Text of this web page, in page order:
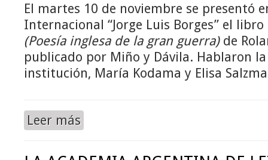
El martes 10 de noviembre se presentó
Internacional “Jorge Luis Borges” el
(Poesía inglesa de la gran guerra) de
publicado por Miño y Dávila. Hablaron
institución, María Kodama y Elisa
Leer más